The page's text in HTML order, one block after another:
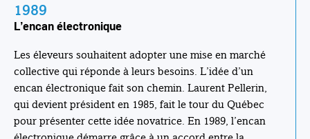
1989
L’encan électronique
Les éleveurs souhaitent adopter une mise en marché
collective qui réponde à leurs besoins. L’idée d’un
encan électronique fait son chemin. Laurent Pellerin,
qui devient président en 1985, fait le tour du Québec
pour présenter cette idée novatrice. En 1989, l’encan